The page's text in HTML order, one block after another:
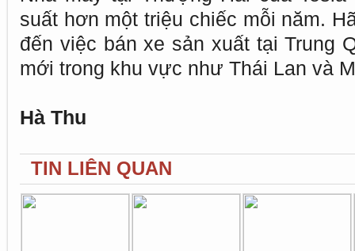
suất hơn một triệu chiếc mỗi năm.
đến việc bán xe sản xuất tại Trung
mới trong khu vực như Thái Lan và
Hà Thu
TIN LIÊN QUAN